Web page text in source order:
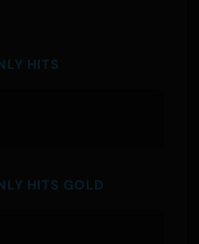
HITS
HITS GOLD